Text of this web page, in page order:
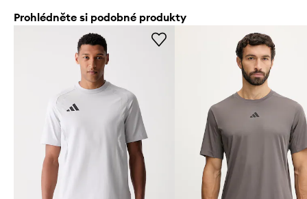
Prohlédněte si podobné produkty